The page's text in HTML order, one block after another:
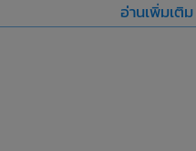
อ่านเพิ่มเติม